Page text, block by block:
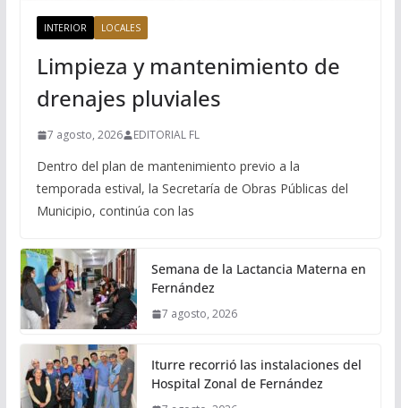
INTERIOR LOCALES
Limpieza y mantenimiento de
drenajes pluviales
7 agosto, 2026 EDITORIAL FL
Dentro del plan de mantenimiento previo a la
temporada estival, la Secretaría de Obras Públicas del
Municipio, continúa con las
Semana de la Lactancia Materna en
Fernández
7 agosto, 2026
Iturre recorrió las instalaciones del
Hospital Zonal de Fernández